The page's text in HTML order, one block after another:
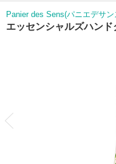
Panier des Sens(パニエデサン
エッセンシャルズハン